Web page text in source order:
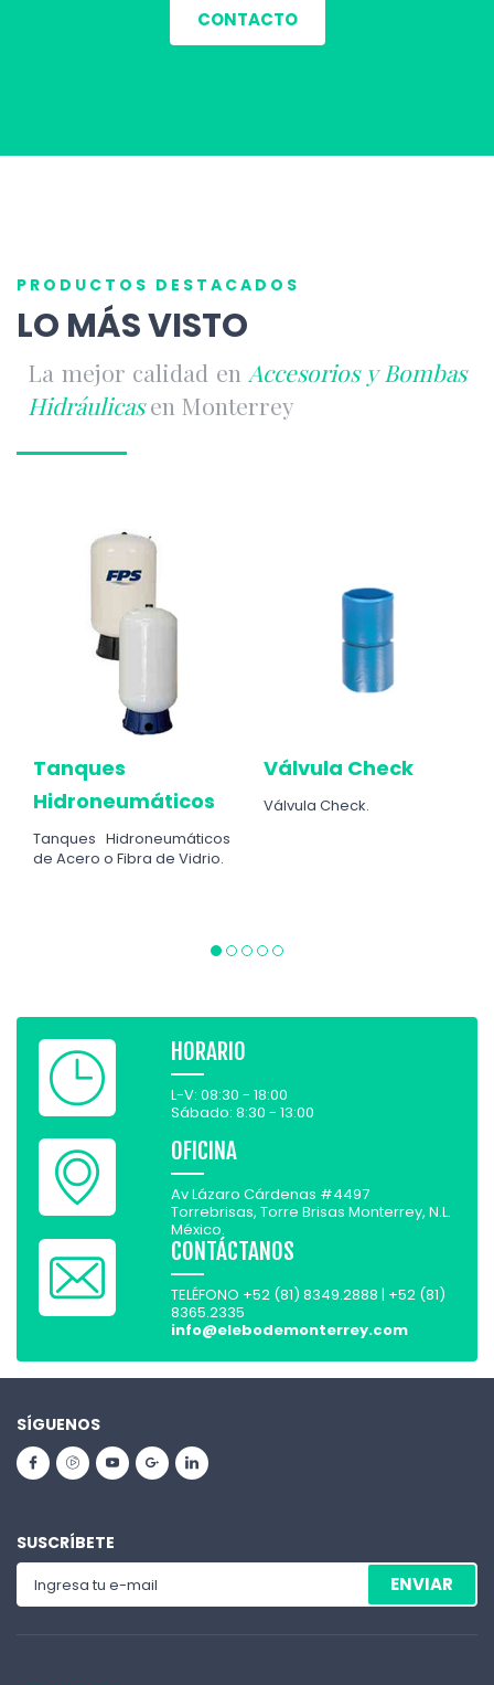
CONTACTO
PRODUCTOS DESTACADOS
LO MÁS VISTO
La mejor calidad en Accesorios y Bombas
Hidráulicasen Monterrey
Tanques
Hidroneumáticos
Tanques Hidroneumáticos
de Acero o Fibra de Vidrio.
Válvula Check
Válvula Check.
HORARIO
L-V: 08:30 - 18:00
Sábado: 8:30 - 13:00
OFICINA
Av Lázaro Cárdenas #4497
Torrebrisas, Torre Brisas Monterrey, N.L.
México.
CONTÁCTANOS
TELÉFONO +52 (81) 8349.2888 | +52 (81)
8365.2335
info@elebodemonterrey.com
SÍGUENOS
SUSCRÍBETE
ENVIAR